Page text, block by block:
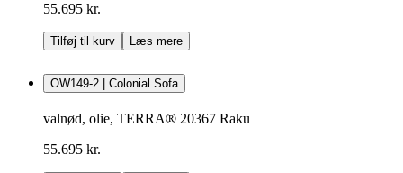
55.695 kr.
Tilføj til kurv Læs mere
OW149-2 | Colonial Sofa
valnød, olie, TERRA® 20367 Raku
55.695 kr.